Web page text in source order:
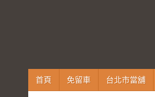
跳
至
首頁 免留車 台北市當舖